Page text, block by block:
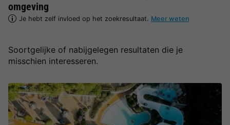
omgeving
Je hebt zelf invloed op het zoekresultaat. Meer weten
Soortgelijke of nabijgelegen resultaten die je
misschien interesseren.